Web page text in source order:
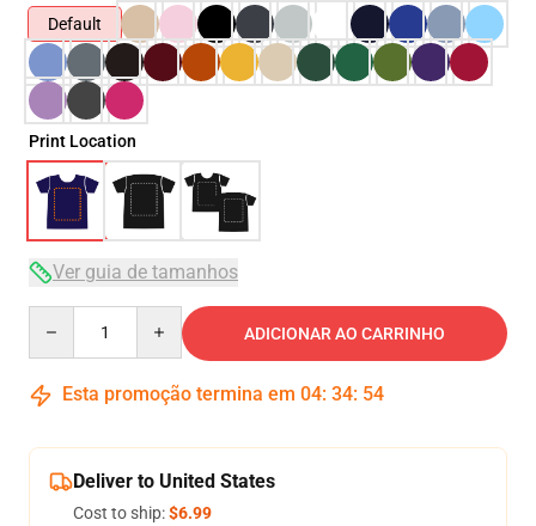
Default
Print Location
Ver guia de tamanhos
ADICIONAR AO CARRINHO
Esta promoção termina em 04: 34: 53
Deliver to United States
Cost to ship:$6.99